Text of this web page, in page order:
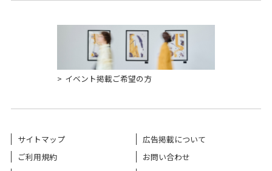
イベント掲載ご希望の方
サイトマップ
広告掲載について
ご利用規約
お問い合わせ